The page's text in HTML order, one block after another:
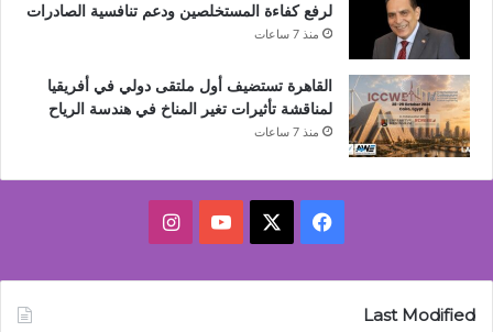
لرفع كفاءة المستخلصين ودعم تنافسية الصادرات
منذ 7 ساعات
القاهرة تستضيف أول ملتقى دولي في أفريقيا
لمناقشة تأثيرات تغير المناخ في هندسة الرياح
منذ 7 ساعات
فيسبوك ‫YouTubeانستقرام
Last Modified